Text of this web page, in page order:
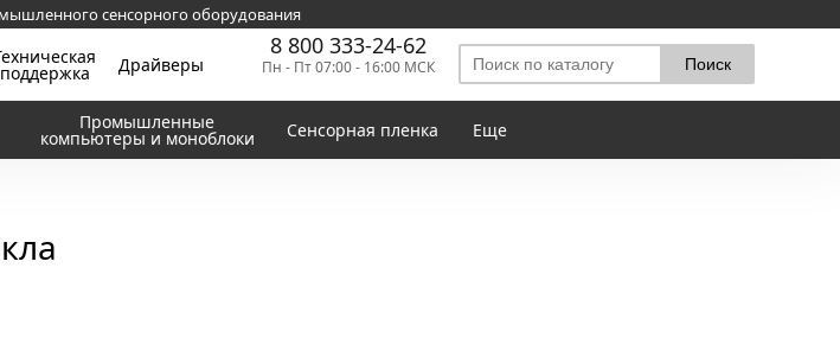
сенсорного оборудования
поддержка Драйверы
8 800 333-24-62
Пн - Пт 07:00 - 16:00 МСК
Промышленные
компьютеры и моноблоки Сенсорная пленка Еще